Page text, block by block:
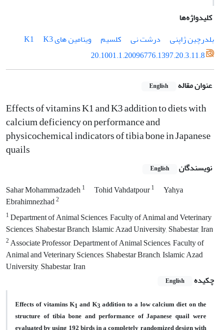
کلیدواژه‌ها
بلدرچین ژاپنی
درشت نی کلسیم ویتامین های K1K3
20.1001.1.20096776.1397.20.3.11.8
عنوان مقاله English
Effects of vitamins K1 and K3 addition to diets with
calcium deficiency on performance and
physicochemical indicators of tibia bone in Japanese
quails
نویسندگان English
Sahar Mohammadzadeh1 Tohid Vahdatpour1
Yahya
Ebrahimnezhad2
1Department of Animal Sciences, Faculty of Animal and Veterinary
Sciences, Shabestar Branch, Islamic Azad University, Shabestar, Iran
2Associate Professor, Department of Animal Sciences, Faculty of
Animal and Veterinary Sciences, Shabestar Branch, Islamic Azad
University, Shabestar, Iran
چکیده
English
Effects of vitamins K1and K3addition to a low calcium diet on the
structure of tibia bone and performance of Japanese quail were